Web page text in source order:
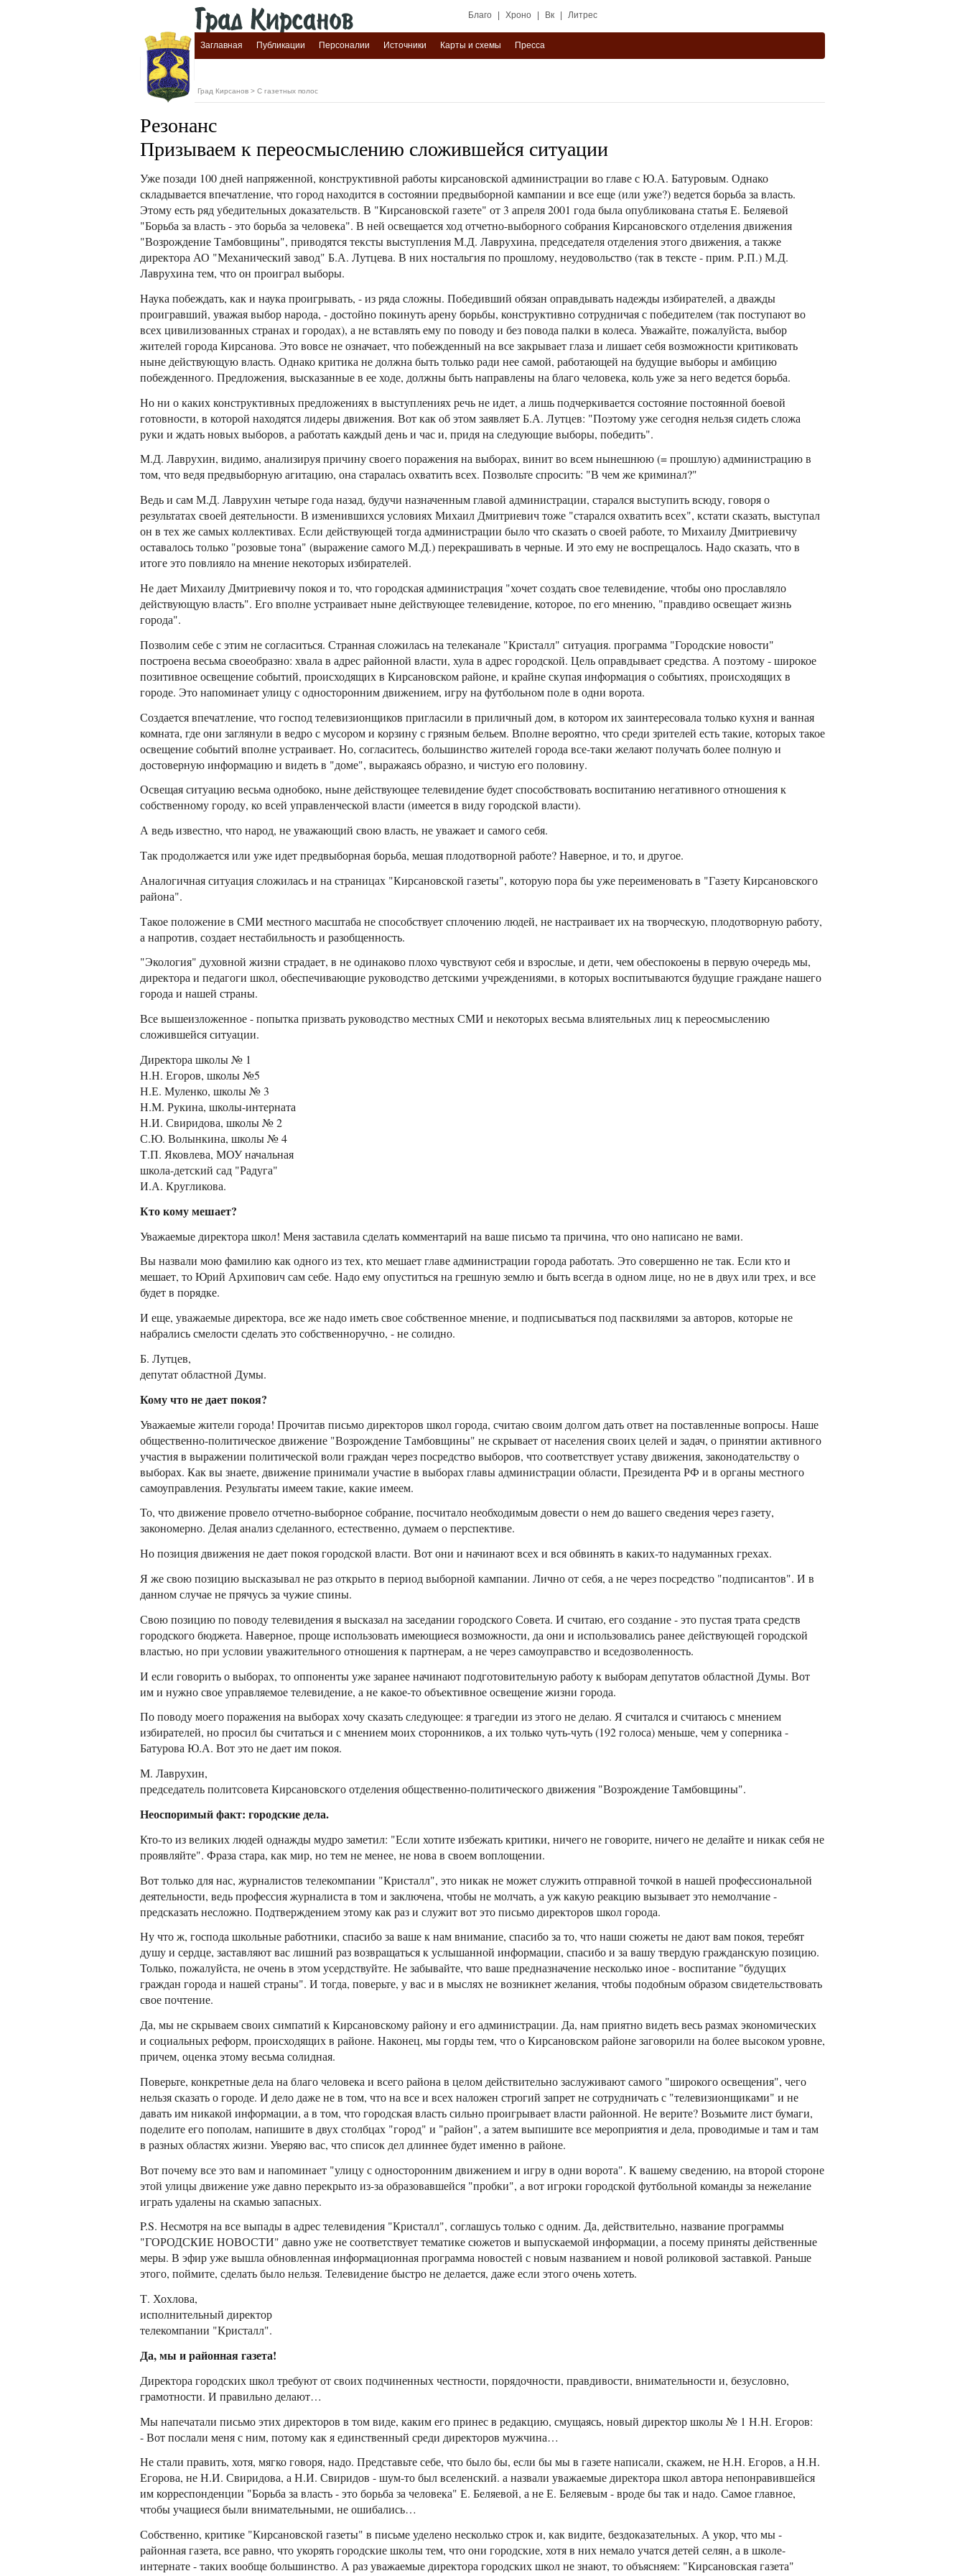
Благо Хроно Вк Литрес
Заглавная Публикации Персоналии Источники Карты и схемы Пресса
Град Кирсанов > C газетных полос
Резонанс
Призываем к переосмыслению сложившейся ситуации
Уже позади 100 дней напряженной, конструктивной работы кирсановской администрации во главе с Ю.А. Батуровым. Однако
складывается впечатление, что город находится в состоянии предвыборной кампании и все еще (или уже?) ведется борьба за власть.
Этому есть ряд убедительных доказательств. В "Кирсановской газете" от 3 апреля 2001 года была опубликована статья Е. Беляевой
"Борьба за власть - это борьба за человека". В ней освещается ход отчетно-выборного собрания Кирсановского отделения движения
"Возрождение Тамбовщины", приводятся тексты выступления М.Д. Лаврухина, председателя отделения этого движения, а также
директора АО "Механический завод" Б.А. Лутцева. В них ностальгия по прошлому, неудовольство (так в тексте - прим. Р.П.) М.Д.
Лаврухина тем, что он проиграл выборы.
Наука побеждать, как и наука проигрывать, - из ряда сложны. Победивший обязан оправдывать надежды избирателей, а дважды
проигравший, уважая выбор народа, - достойно покинуть арену борьбы, конструктивно сотрудничая с победителем (так поступают во
всех цивилизованных странах и городах), а не вставлять ему по поводу и без повода палки в колеса. Уважайте, пожалуйста, выбор
жителей города Кирсанова. Это вовсе не означает, что побежденный на все закрывает глаза и лишает себя возможности критиковать
ныне действующую власть. Однако критика не должна быть только ради нее самой, работающей на будущие выборы и амбицию
побежденного. Предложения, высказанные в ее ходе, должны быть направлены на благо человека, коль уже за него ведется борьба.
Но ни о каких конструктивных предложениях в выступлениях речь не идет, а лишь подчеркивается состояние постоянной боевой
готовности, в которой находятся лидеры движения. Вот как об этом заявляет Б.А. Лутцев: "Поэтому уже сегодня нельзя сидеть сложа
руки и ждать новых выборов, а работать каждый день и час и, придя на следующие выборы, победить".
М.Д. Лаврухин, видимо, анализируя причину своего поражения на выборах, винит во всем нынешнюю (= прошлую) администрацию в
том, что ведя предвыборную агитацию, она старалась охватить всех. Позвольте спросить: "В чем же криминал?"
Ведь и сам М.Д. Лаврухин четыре года назад, будучи назначенным главой администрации, старался выступить всюду, говоря о
результатах своей деятельности. В изменившихся условиях Михаил Дмитриевич тоже "старался охватить всех", кстати сказать, выступал
он в тех же самых коллективах. Если действующей тогда администрации было что сказать о своей работе, то Михаилу Дмитриевичу
оставалось только "розовые тона" (выражение самого М.Д.) перекрашивать в черные. И это ему не воспрещалось. Надо сказать, что в
итоге это повлияло на мнение некоторых избирателей.
Не дает Михаилу Дмитриевичу покоя и то, что городская администрация "хочет создать свое телевидение, чтобы оно прославляло
действующую власть". Его вполне устраивает ныне действующее телевидение, которое, по его мнению, "правдиво освещает жизнь
города".
Позволим себе с этим не согласиться. Странная сложилась на телеканале "Кристалл" ситуация. программа "Городские новости"
построена весьма своеобразно: хвала в адрес районной власти, хула в адрес городской. Цель оправдывает средства. А поэтому - широкое
позитивное освещение событий, происходящих в Кирсановском районе, и крайне скупая информация о событиях, происходящих в
городе. Это напоминает улицу с односторонним движением, игру на футбольном поле в одни ворота.
Создается впечатление, что господ телевизионщиков пригласили в приличный дом, в котором их заинтересовала только кухня и ванная
комната, где они заглянули в ведро с мусором и корзину с грязным бельем. Вполне вероятно, что среди зрителей есть такие, которых такое
освещение событий вполне устраивает. Но, согласитесь, большинство жителей города все-таки желают получать более полную и
достоверную информацию и видеть в "доме", выражаясь образно, и чистую его половину.
Освещая ситуацию весьма однобоко, ныне действующее телевидение будет способствовать воспитанию негативного отношения к
собственному городу, ко всей управленческой власти (имеется в виду городской власти).
А ведь известно, что народ, не уважающий свою власть, не уважает и самого себя.
Так продолжается или уже идет предвыборная борьба, мешая плодотворной работе? Наверное, и то, и другое.
Аналогичная ситуация сложилась и на страницах "Кирсановской газеты", которую пора бы уже переименовать в "Газету Кирсановского
района".
Такое положение в СМИ местного масштаба не способствует сплочению людей, не настраивает их на творческую, плодотворную работу,
а напротив, создает нестабильность и разобщенность.
"Экология" духовной жизни страдает, в не одинаково плохо чувствуют себя и взрослые, и дети, чем обеспокоены в первую очередь мы,
директора и педагоги школ, обеспечивающие руководство детскими учреждениями, в которых воспитываются будущие граждане нашего
города и нашей страны.
Все вышеизложенное - попытка призвать руководство местных СМИ и некоторых весьма влиятельных лиц к переосмыслению
сложившейся ситуации.
Директора школы № 1
Н.Н. Егоров, школы №5
Н.Е. Муленко, школы № 3
Н.М. Рукина, школы-интерната
Н.И. Свиридова, школы № 2
С.Ю. Волынкина, школы № 4
Т.П. Яковлева, МОУ начальная
школа-детский сад "Радуга"
И.А. Кругликова.
Кто кому мешает?
Уважаемые директора школ! Меня заставила сделать комментарий на ваше письмо та причина, что оно написано не вами.
Вы назвали мою фамилию как одного из тех, кто мешает главе администрации города работать. Это совершенно не так. Если кто и
мешает, то Юрий Архипович сам себе. Надо ему опуститься на грешную землю и быть всегда в одном лице, но не в двух или трех, и все
будет в порядке.
И еще, уважаемые директора, все же надо иметь свое собственное мнение, и подписываться под пасквилями за авторов, которые не
набрались смелости сделать это собственноручно, - не солидно.
Б. Лутцев,
депутат областной Думы.
Кому что не дает покоя?
Уважаемые жители города! Прочитав письмо директоров школ города, считаю своим долгом дать ответ на поставленные вопросы. Наше
общественно-политическое движение "Возрождение Тамбовщины" не скрывает от населения своих целей и задач, о принятии активного
участия в выражении политической воли граждан через посредство выборов, что соответствует уставу движения, законодательству о
выборах. Как вы знаете, движение принимали участие в выборах главы администрации области, Президента РФ и в органы местного
самоуправления. Результаты имеем такие, какие имеем.
То, что движение провело отчетно-выборное собрание, посчитало необходимым довести о нем до вашего сведения через газету,
закономерно. Делая анализ сделанного, естественно, думаем о перспективе.
Но позиция движения не дает покоя городской власти. Вот они и начинают всех и вся обвинять в каких-то надуманных грехах.
Я же свою позицию высказывал не раз открыто в период выборной кампании. Лично от себя, а не через посредство "подписантов". И в
данном случае не прячусь за чужие спины.
Свою позицию по поводу телевидения я высказал на заседании городского Совета. И считаю, его создание - это пустая трата средств
городского бюджета. Наверное, проще использовать имеющиеся возможности, да они и использовались ранее действующей городской
властью, но при условии уважительного отношения к партнерам, а не через самоуправство и вседозволенность.
И если говорить о выборах, то оппоненты уже заранее начинают подготовительную работу к выборам депутатов областной Думы. Вот
им и нужно свое управляемое телевидение, а не какое-то объективное освещение жизни города.
По поводу моего поражения на выборах хочу сказать следующее: я трагедии из этого не делаю. Я считался и считаюсь с мнением
избирателей, но просил бы считаться и с мнением моих сторонников, а их только чуть-чуть (192 голоса) меньше, чем у соперника -
Батурова Ю.А. Вот это не дает им покоя.
М. Лаврухин,
председатель политсовета Кирсановского отделения общественно-политического движения "Возрождение Тамбовщины".
Неоспоримый факт: городские дела.
Кто-то из великих людей однажды мудро заметил: "Если хотите избежать критики, ничего не говорите, ничего не делайте и никак себя не
проявляйте". Фраза стара, как мир, но тем не менее, не нова в своем воплощении.
Вот только для нас, журналистов телекомпании "Кристалл", это никак не может служить отправной точкой в нашей профессиональной
деятельности, ведь профессия журналиста в том и заключена, чтобы не молчать, а уж какую реакцию вызывает это немолчание -
предсказать несложно. Подтверждением этому как раз и служит вот это письмо директоров школ города.
Ну что ж, господа школьные работники, спасибо за ваше к нам внимание, спасибо за то, что наши сюжеты не дают вам покоя, теребят
душу и сердце, заставляют вас лишний раз возвращаться к услышанной информации, спасибо и за вашу твердую гражданскую позицию.
Только, пожалуйста, не очень в этом усердствуйте. Не забывайте, что ваше предназначение несколько иное - воспитание "будущих
граждан города и нашей страны". И тогда, поверьте, у вас и в мыслях не возникнет желания, чтобы подобным образом свидетельствовать
свое почтение.
Да, мы не скрываем своих симпатий к Кирсановскому району и его администрации. Да, нам приятно видеть весь размах экономических
и социальных реформ, происходящих в районе. Наконец, мы горды тем, что о Кирсановском районе заговорили на более высоком уровне,
причем, оценка этому весьма солидная.
Поверьте, конкретные дела на благо человека и всего района в целом действительно заслуживают самого "широкого освещения", чего
нельзя сказать о городе. И дело даже не в том, что на все и всех наложен строгий запрет не сотрудничать с "телевизионщиками" и не
давать им никакой информации, а в том, что городская власть сильно проигрывает власти районной. Не верите? Возьмите лист бумаги,
поделите его пополам, напишите в двух столбцах "город" и "район", а затем выпишите все мероприятия и дела, проводимые и там и там
в разных областях жизни. Уверяю вас, что список дел длиннее будет именно в районе.
Вот почему все это вам и напоминает "улицу с односторонним движением и игру в одни ворота". К вашему сведению, на второй стороне
этой улицы движение уже давно перекрыто из-за образовавшейся "пробки", а вот игроки городской футбольной команды за нежелание
играть удалены на скамью запасных.
P.S. Несмотря на все выпады в адрес телевидения "Кристалл", соглашусь только с одним. Да, действительно, название программы
"ГОРОДСКИЕ НОВОСТИ" давно уже не соответствует тематике сюжетов и выпускаемой информации, а посему приняты действенные
меры. В эфир уже вышла обновленная информационная программа новостей с новым названием и новой роликовой заставкой. Раньше
этого, поймите, сделать было нельзя. Телевидение быстро не делается, даже если этого очень хотеть.
Т. Хохлова,
исполнительный директор
телекомпании "Кристалл".
Да, мы и районная газета!
Директора городских школ требуют от своих подчиненных честности, порядочности, правдивости, внимательности и, безусловно,
грамотности. И правильно делают…
Мы напечатали письмо этих директоров в том виде, каким его принес в редакцию, смущаясь, новый директор школы № 1 Н.Н. Егоров:
- Вот послали меня с ним, потому как я единственный среди директоров мужчина…
Не стали править, хотя, мягко говоря, надо. Представьте себе, что было бы, если бы мы в газете написали, скажем, не Н.Н. Егоров, а Н.Н.
Егорова, не Н.И. Свиридова, а Н.И. Свиридов - шум-то был вселенский. а назвали уважаемые директора школ автора непонравившейся
им корреспонденции "Борьба за власть - это борьба за человека" Е. Беляевой, а не Е. Беляевым - вроде бы так и надо. Самое главное,
чтобы учащиеся были внимательными, не ошибались…
Собственно, критике "Кирсановской газеты" в письме уделено несколько строк и, как видите, бездоказательных. А укор, что мы -
районная газета, все равно, что укорять городские школы тем, что они городские, хотя в них немало учатся детей селян, а в школе-
интернате - таких вообще большинство. А раз уважаемые директора городских школ не знают, то объясняем: "Кирсановская газета"